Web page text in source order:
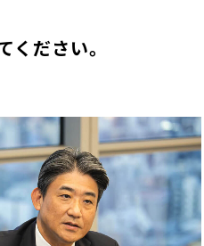
ださい。